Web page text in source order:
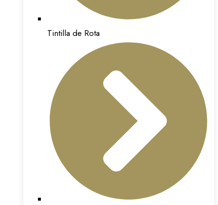
Tintilla de Rota